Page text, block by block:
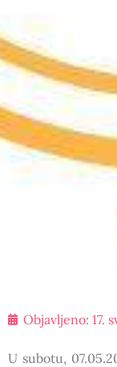
Objavljeno: 17.
U subotu,